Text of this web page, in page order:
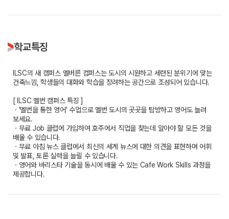
학교특징
ILSC의 새 캠퍼스 멜버른 컴퍼스는 도시의 시원하고 세련된 분위기에 맞는
건축느낌, 학생들의 대화와 학습을 장려하는 공간으로 조성되어 있습니다.
[ ILSC 멜번 캠퍼스 특징 ]
ㆍ'멜번을 통한 영어' 수업으로 멜번 도시의 곳곳을 탐방하고 영어도 늘려
보세요.
ㆍ무료 Job 클럽에 가입하여 호주에서 직업을 찾는데 알아야 할 모든 것을
배울 수 있습니다.
ㆍ무료 아침 뉴스 클럽에서 최신의 세계 뉴스에 대한 의견을 표현하며 어휘
및 발표, 토론 실력을 늘릴 수 있습니다.
ㆍ영어와 바리스타 기술을 동시에 배울 수 있는 Cafe Work Skills 과정을
제공합니다.